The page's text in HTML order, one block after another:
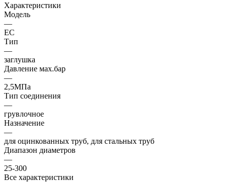
Характеристики
Модель
—
EC
Тип
—
заглушка
Давление мах.бар
—
2,5МПа
Тип соединения
—
грувлочное
Назначение
—
для оцинкованных труб, для стальных труб
Диапазон диаметров
—
25-300
Все характеристики